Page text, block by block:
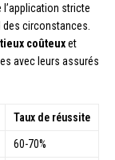
stricte
des circonstances.
coûteuxet
avec leurs assurés
Taux de réussite
60-70%